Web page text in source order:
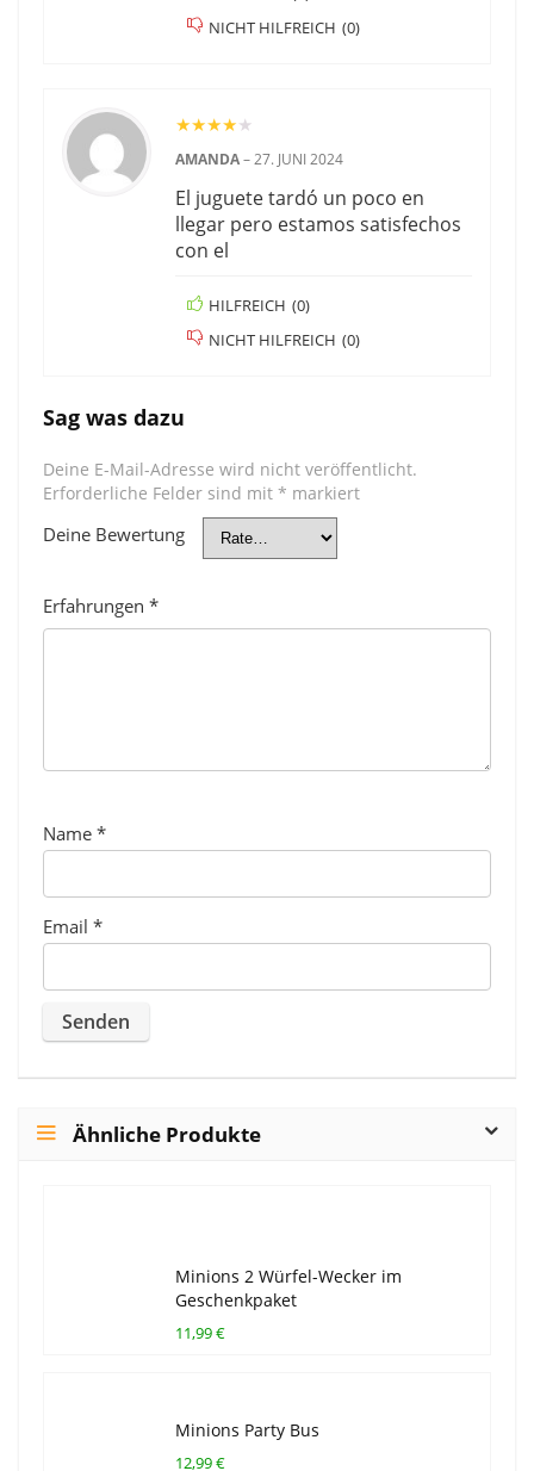
NICHT HILFREICH (0)
★★★★★
AMANDA–27. JUNI 2024
El juguete tardó un poco en
llegar pero estamos satisfechos
con el
HILFREICH (0)
NICHT HILFREICH (0)
Sag was dazu
Deine E-Mail-Adresse wird nicht veröffentlicht.
Erforderliche Felder sind mit * markiert
Deine Bewertung
Erfahrungen *
Name *
Email *
Ähnliche Produkte
Minions 2 Würfel-Wecker im
Geschenkpaket
11,99 €
Minions Party Bus
12,99 €